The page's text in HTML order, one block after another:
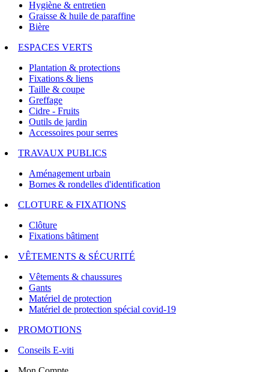
Hygiène & entretien
Graisse & huile de paraffine
Bière
ESPACES VERTS
Plantation & protections
Fixations & liens
Taille & coupe
Greffage
Cidre - Fruits
Outils de jardin
Accessoires pour serres
TRAVAUX PUBLICS
Aménagement urbain
Bornes & rondelles d'identification
CLOTURE & FIXATIONS
Clôture
Fixations bâtiment
VÊTEMENTS & SÉCURITÉ
Vêtements & chaussures
Gants
Matériel de protection
Matériel de protection spécial covid-19
PROMOTIONS
Conseils E-viti